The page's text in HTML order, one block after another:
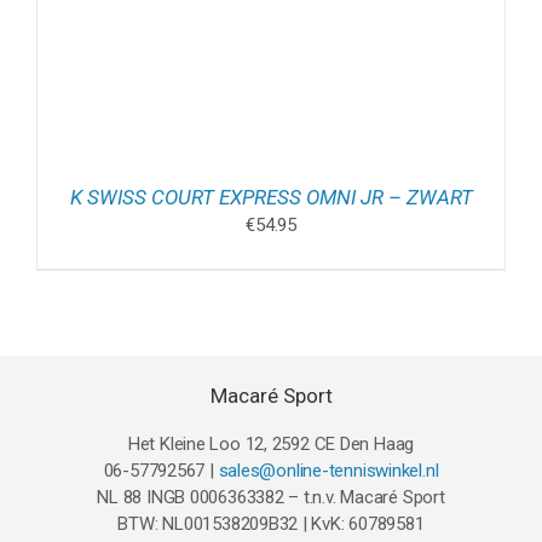
K SWISS COURT EXPRESS OMNI JR – ZWART
€54.95
Macaré Sport
Het Kleine Loo 12, 2592 CE Den Haag
06-57792567 | sales@online-tenniswinkel.nl
NL 88 INGB 0006363382 – t.n.v. Macaré Sport
BTW: NL001538209B32 | KvK: 60789581